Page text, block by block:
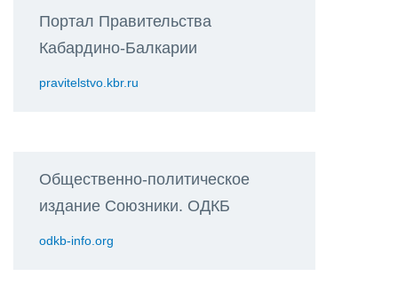
Портал Правительства
Кабардино-Балкарии
pravitelstvo.kbr.ru
Общественно-политическое
издание Союзники. ОДКБ
odkb-info.org